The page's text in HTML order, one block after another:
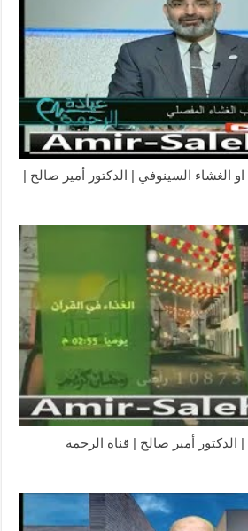
الغشاء السينوفي | الدكتور أمير صالح |
الدكتور أمير صالح | قناة الرحمة